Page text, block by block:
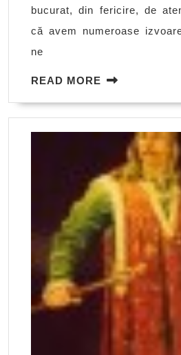
bucurat, din fericire, de
că avem numeroase
ne
READ MORE READ